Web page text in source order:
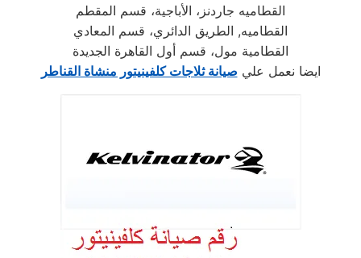
القطاميه جاردنز، الأباجية، قسم المقطم
القطاميه, الطريق الدائري، قسم المعادي
القطامية مول، قسم أول القاهرة الجديدة
ايضا نعمل علي صيانة ثلاجات كلفينيتور منشاة القناطر